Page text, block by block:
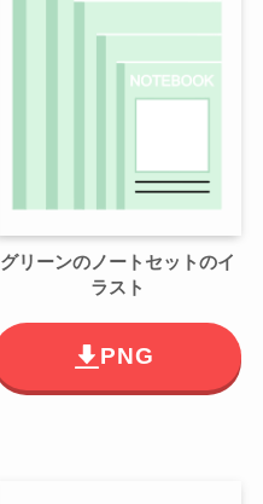
グリーンのノートセットのイ
ラスト
PNG